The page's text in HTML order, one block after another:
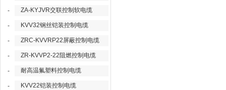
- ZA-KYJVR交联控制软电缆
- KVV32钢丝铠装控制电缆
- ZRC-KVVRP22屏蔽控制电缆
- ZR-KVVP2-22阻燃控制电缆
- 耐高温氟塑料控制电缆
- KVV22铠装控制电缆